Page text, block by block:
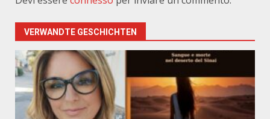
VERWANDTE GESCHICHTEN